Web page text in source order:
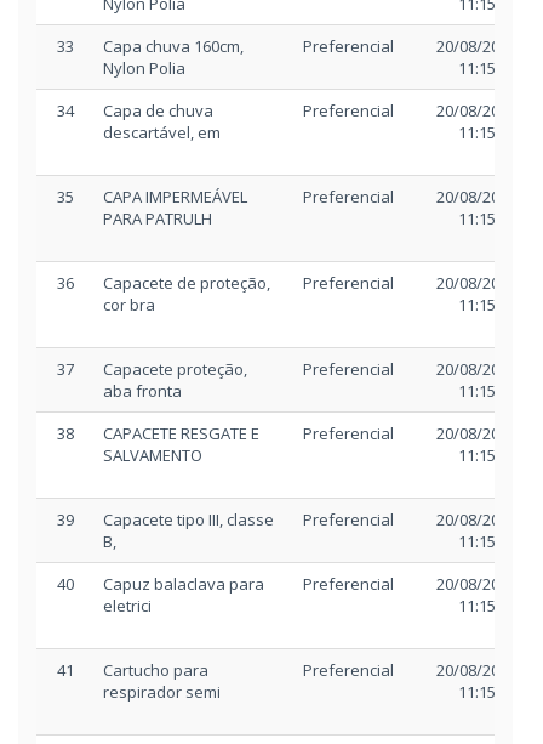
33
Capa chuva 160cm,
Nylon Polia
Preferencial
20/08/2025
11:15
34
Capa de chuva
descartável, em
Preferencial
20/08/2025
11:15
35
CAPA IMPERMEÁVEL
PARA PATRULH
Preferencial
20/08/2025
11:15
36
Capacete de proteção,
cor bra
Preferencial
20/08/2025
11:15
37
Capacete proteção,
aba fronta
Preferencial
20/08/2025
11:15
38
CAPACETE RESGATE E
SALVAMENTO
Preferencial
20/08/2025
11:15
39
Capacete tipo III, classe
B,
Preferencial
20/08/2025
11:15
40
Capuz balaclava para
eletrici
Preferencial
20/08/2025
11:15
41
Cartucho para
respirador semi
Preferencial
20/08/2025
11:15